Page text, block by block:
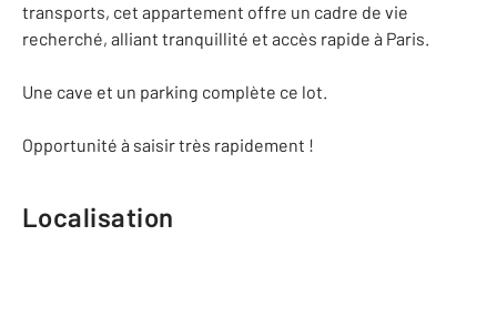
transports, cet appartement offre un cadre de vie
recherché, alliant tranquillité et accès rapide à Paris.
Une cave et un parking complète ce lot.
Opportunité à saisir très rapidement !
Localisation